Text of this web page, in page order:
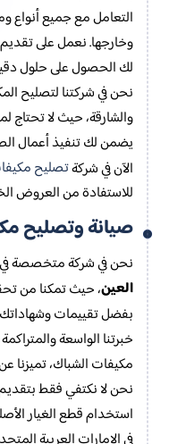
التعامل مع جميع أنواع
وخارجها. نعمل على
لك الحصول على حلول
نحن في شركتنا لتصليح
والشارقة، حيث لا
يضمن لك تنفيذ أعمال
الآن في شركةتصليح
للاستفادة من العروض
صيانة وتصليح
نحن في شركة متخصصة
العين، حيث تمكنا من
بفضل تقييمات
خبرتنا الواسعة
مكيفات الشباك، تميزنا
نحن لا نكتفي فقط
استخدام قطع الغيار